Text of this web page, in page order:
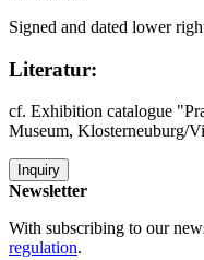
Signed and dated lower
Literatur:
cf. Exhibition catalogue
Museum, Klosterneuburg/
Inquiry
Newsletter
With subscribing to our
regulation.